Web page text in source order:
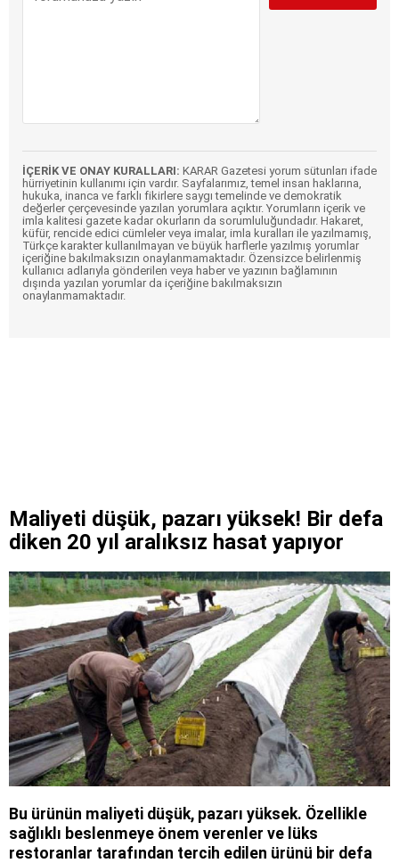
İÇERİK VE ONAY KURALLARI: KARAR Gazetesi yorum sütunları ifade
hürriyetinin kullanımı için vardır. Sayfalarımız, temel insan haklarına,
hukuka, inanca ve farklı fikirlere saygı temelinde ve demokratik
değerler çerçevesinde yazılan yorumlara açıktır. Yorumların içerik ve
imla kalitesi gazete kadar okurların da sorumluluğundadır. Hakaret,
küfür, rencide edici cümleler veya imalar, imla kuralları ile yazılmamış,
Türkçe karakter kullanılmayan ve büyük harflerle yazılmış yorumlar
içeriğine bakılmaksızın onaylanmamaktadır. Özensizce belirlenmiş
kullanıcı adlarıyla gönderilen veya haber ve yazının bağlamının
dışında yazılan yorumlar da içeriğine bakılmaksızın
onaylanmamaktadır.
Maliyeti düşük, pazarı yüksek! Bir defa
diken 20 yıl aralıksız hasat yapıyor
Bu ürünün maliyeti düşük, pazarı yüksek. Özellikle
sağlıklı beslenmeye önem verenler ve lüks
restoranlar tarafından tercih edilen ürünü bir defa